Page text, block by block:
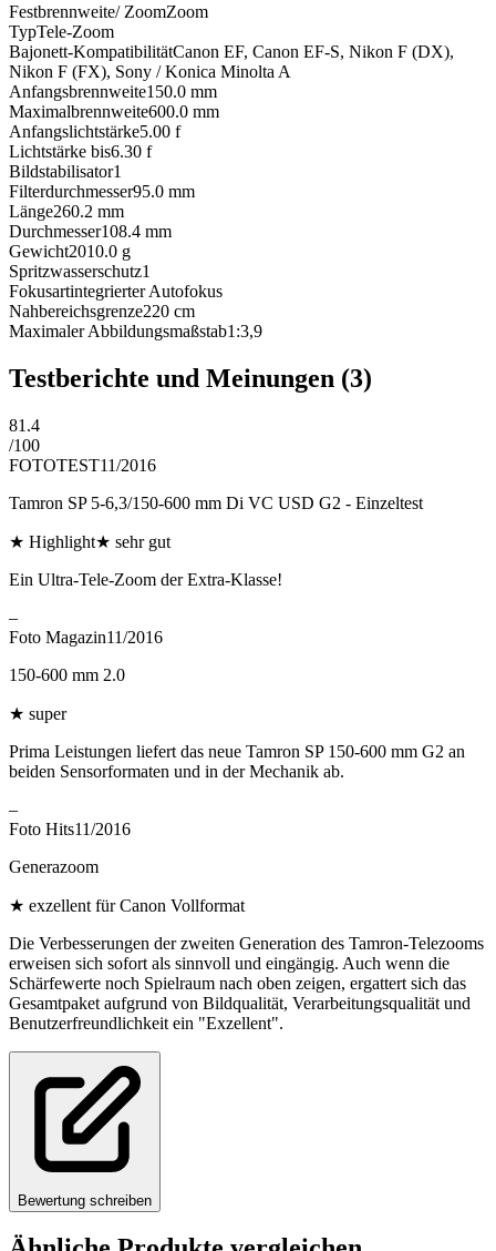
Festbrennweite/ ZoomZoom
TypTele-Zoom
Bajonett-KompatibilitätCanon EF, Canon EF-S, Nikon F (DX),
Nikon F (FX), Sony / Konica Minolta A
Anfangsbrennweite150.0 mm
Maximalbrennweite600.0 mm
Anfangslichtstärke5.00 f
Lichtstärke bis6.30 f
Bildstabilisator1
Filterdurchmesser95.0 mm
Länge260.2 mm
Durchmesser108.4 mm
Gewicht2010.0 g
Spritzwasserschutz1
Fokusartintegrierter Autofokus
Nahbereichsgrenze220 cm
Maximaler Abbildungsmaßstab1:3,9
Testberichte und Meinungen (3)
81.4
/100
FOTOTEST11/2016
Tamron SP 5-6,3/150-600 mm Di VC USD G2 - Einzeltest
★ Highlight★ sehr gut
Ein Ultra-Tele-Zoom der Extra-Klasse!
–
Foto Magazin11/2016
150-600 mm 2.0
★ super
Prima Leistungen liefert das neue Tamron SP 150-600 mm G2 an
beiden Sensorformaten und in der Mechanik ab.
–
Foto Hits11/2016
Generazoom
★ exzellent für Canon Vollformat
Die Verbesserungen der zweiten Generation des Tamron-Telezooms
erweisen sich sofort als sinnvoll und eingängig. Auch wenn die
Schärfewerte noch Spielraum nach oben zeigen, ergattert sich das
Gesamtpaket aufgrund von Bildqualität, Verarbeitungsqualität und
Benutzerfreundlichkeit ein "Exzellent".
Bewertung schreiben